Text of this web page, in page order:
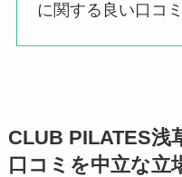
に関する良い口コ
CLUB PILATES浅
口コミを中立な立